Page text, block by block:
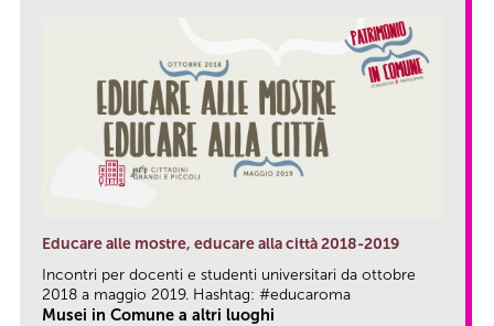
Educare alle mostre, educare alla città 2018-2019
Incontri per docenti e studenti universitari da ottobre
2018 a maggio 2019. Hashtag: #educaroma
Musei in Comune a altri luoghi